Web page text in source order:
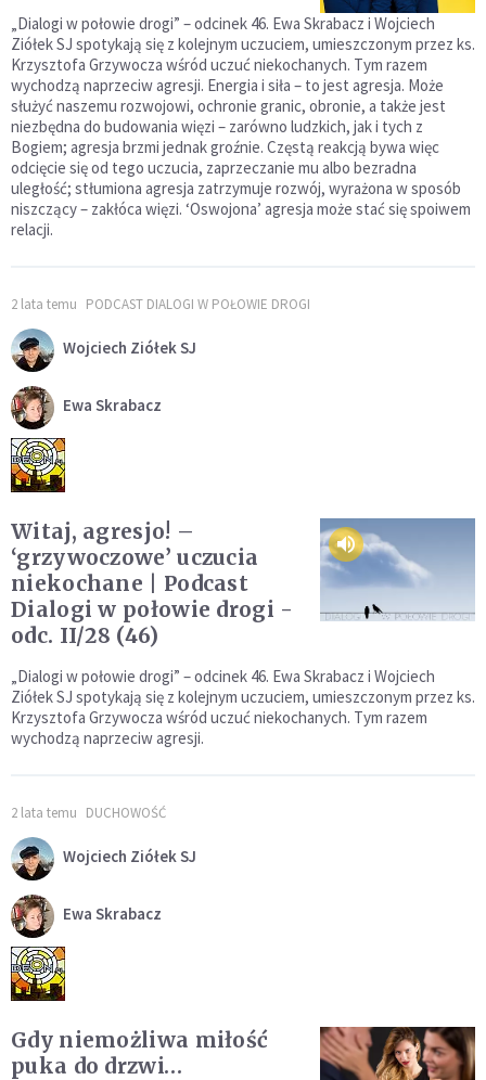
„Dialogi w połowie drogi” – odcinek 46. Ewa Skrabacz i Wojciech
Ziółek SJ spotykają się z kolejnym uczuciem, umieszczonym przez ks.
Krzysztofa Grzywocza wśród uczuć niekochanych. Tym razem
wychodzą naprzeciw agresji. Energia i siła – to jest agresja. Może
służyć naszemu rozwojowi, ochronie granic, obronie, a także jest
niezbędna do budowania więzi – zarówno ludzkich, jak i tych z
Bogiem; agresja brzmi jednak groźnie. Częstą reakcją bywa więc
odcięcie się od tego uczucia, zaprzeczanie mu albo bezradna
uległość; stłumiona agresja zatrzymuje rozwój, wyrażona w sposób
niszczący – zakłóca więzi. ‘Oswojona’ agresja może stać się spoiwem
relacji.
2 lata temu PODCAST DIALOGI W POŁOWIE DROGI
Wojciech Ziółek SJ
Ewa Skrabacz
Witaj, agresjo! –
‘grzywoczowe’ uczucia
niekochane | Podcast
Dialogi w połowie drogi -
odc. II/28 (46)
„Dialogi w połowie drogi” – odcinek 46. Ewa Skrabacz i Wojciech
Ziółek SJ spotykają się z kolejnym uczuciem, umieszczonym przez ks.
Krzysztofa Grzywocza wśród uczuć niekochanych. Tym razem
wychodzą naprzeciw agresji.
2 lata temu DUCHOWOŚĆ
Wojciech Ziółek SJ
Ewa Skrabacz
Gdy niemożliwa miłość
puka do drzwi…